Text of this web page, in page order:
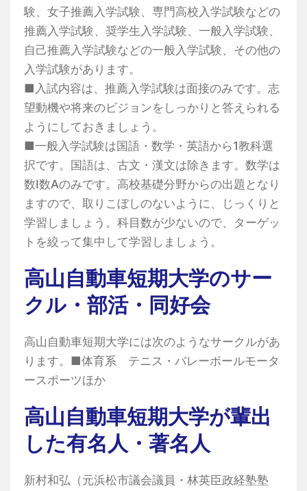
験、女子推薦入学試験、専門高校入学試験などの
推薦入学試験、奨学生入学試験、一般入学試験、
自己推薦入学試験などの一般入学試験、その他の
入学試験があります。
■入試内容は、推薦入学試験は面接のみです。志
望動機や将来のビジョンをしっかりと答えられる
ようにしておきましょう。
■一般入学試験は国語・数学・英語から1教科選
択です。国語は、古文・漢文は除きます。数学は
数I数Aのみです。高校基礎分野からの出題となり
ますので、取りこぼしのないように、じっくりと
学習しましょう。科目数が少ないので、ターゲッ
トを絞って集中して学習しましょう。
高山自動車短期大学のサー
クル・部活・同好会
高山自動車短期大学には次のようなサークルがあ
ります。■体育系 テニス・バレーボールモータ
ースポーツほか
高山自動車短期大学が輩出
した有名人・著名人
新村和弘（元浜松市議会議員・林英臣政経塾塾